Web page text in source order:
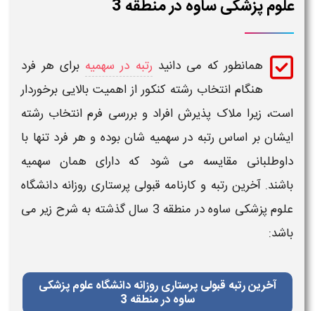
علوم پزشکی ساوه در منطقه 3
همانطور که می دانید رتبه در سهمیه برای هر فرد
هنگام انتخاب رشته کنکور از اهمیت بالایی برخوردار
است، زیرا ملاک پذیرش افراد و بررسی فرم انتخاب رشته
ایشان بر اساس رتبه در سهمیه شان بوده و هر فرد تنها با
داوطلبانی مقایسه می شود که دارای همان سهمیه
باشند.آخرین رتبه و کارنامه قبولیپرستاری روزانه دانشگاه
علوم پزشکی ساوهدر منطقه 3
سال گذشته به شرح زیر می
باشد:
آخرین رتبه قبولی پرستاری روزانه دانشگاه علوم پزشکی
ساوه در منطقه 3